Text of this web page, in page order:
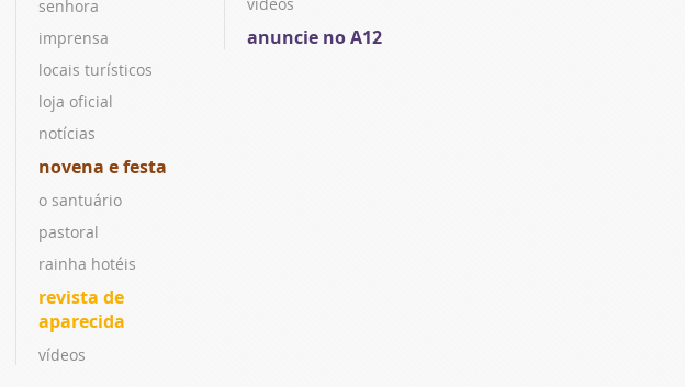
senhora
imprensa
locais turísticos
loja oficial
notícias
novena e festa
o santuário
pastoral
rainha hotéis
revista de
aparecida
vídeos
anuncie no A12